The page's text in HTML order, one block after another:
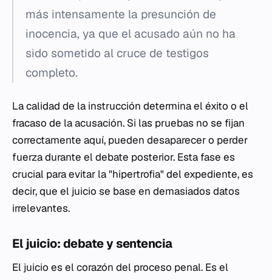
más intensamente la presunción de
inocencia, ya que el acusado aún no ha
sido sometido al cruce de testigos
completo.
La calidad de la instrucción determina el éxito o el
fracaso de la acusación. Si las pruebas no se fijan
correctamente aquí, pueden desaparecer o perder
fuerza durante el debate posterior. Esta fase es
crucial para evitar la "hipertrofia" del expediente, es
decir, que el juicio se base en demasiados datos
irrelevantes.
El juicio: debate y sentencia
El juicio es el corazón del proceso penal. Es el